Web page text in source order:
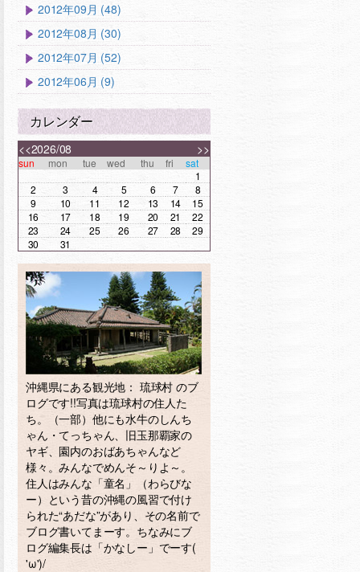
2012年09月 (48)
2012年08月 (30)
2012年07月 (52)
2012年06月 (9)
カレンダー
<< >>
2026/08
sun mon tue wed thu fri
sat
1
2
3 4 5 6 7
8
9
10 11 12 13 14
15
16
17 18 19 20 21
22
23
24 25 26 27 28
29
30
31
沖縄県にある観光地： 琉球村 のブ
ログです!!写真は琉球村の住人た
ち。（一部）他にも水牛のしんち
ゃん・てっちゃん、旧玉那覇家の
ヤギ、園内のおばあちゃんなど
様々。みんなでめんそ～りよ～。
住人はみんな「童名」（わらびな
ー）という昔の沖縄の風習で付け
られた“あだな”があり、その名前で
ブログ書いてまーす。ちなみにブ
ログ編集長は「かなしー」でーす(
'ω')/